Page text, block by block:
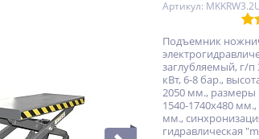
Артикул:
Подъемник
заглубляемый, г/п
кВт, 6-8 бар.,
2050 мм., размеры
1540-1740х480
мм.,
гидравлическая